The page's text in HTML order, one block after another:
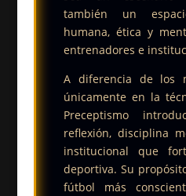
también un
humana, ética y
entrenadores e
A diferencia de los
únicamente en la
Preceptismo
reflexión, disciplina
institucional que
deportiva. Su
fútbol más